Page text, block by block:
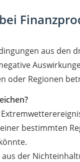
aus den
oder Regionen
bestimmten
der